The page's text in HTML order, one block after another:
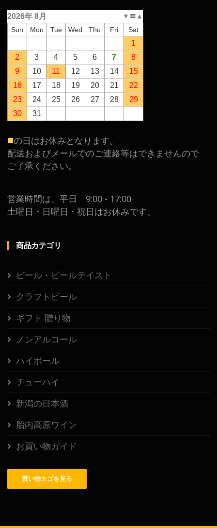
▲
〓
▼
2026年 8月
Sun Mon Tue Wed Thu Fri Sat
1
2
3 4 5 6 7
8
9
10 11 12 13 14
15
16
17 18 19 20 21
22
23
24 25 26 27 28
29
30
31
■の日はお休みとなります。
配送およびメールでのご連絡等はできませんので
ご了承ください。
営業時間は、平日 9:00 - 17:00
土曜日・日曜日・祝日はお休みです。
商品カテゴリ
ビール・ビールテイスト
クラフトビール
ギフト 贈り物
ノンアルコール
ハイボール
チューハイ
新潟の日本酒
胎内高原ワイン
お買い物ガイド
買い物カゴを見る